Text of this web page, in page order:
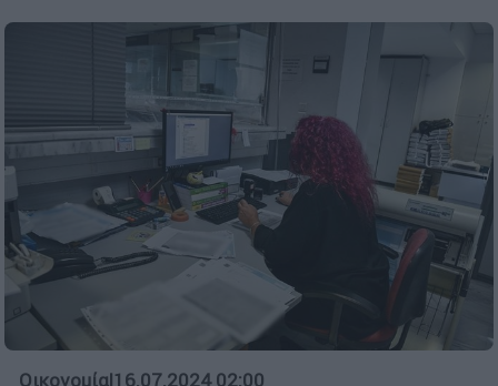
Οικονομία|16.07.2024 02:00